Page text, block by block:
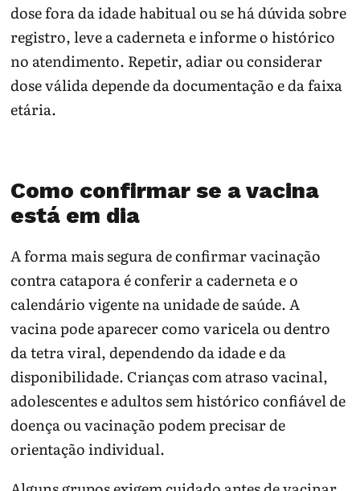
dose fora da idade habitual ou se há dúvida sobre
registro, leve a caderneta e informe o histórico
no atendimento. Repetir, adiar ou considerar
dose válida depende da documentação e da faixa
etária.
Como confirmar se a vacina
está em dia
A forma mais segura de confirmar vacinação
contra catapora é conferir a caderneta e o
calendário vigente na unidade de saúde. A
vacina pode aparecer como varicela ou dentro
da tetra viral, dependendo da idade e da
disponibilidade. Crianças com atraso vacinal,
adolescentes e adultos sem histórico confiável de
doença ou vacinação podem precisar de
orientação individual.